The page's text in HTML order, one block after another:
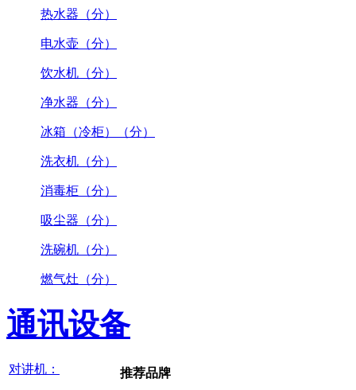
热水器（分）
电水壶（分）
饮水机（分）
净水器（分）
冰箱（冷柜）（分）
洗衣机（分）
消毒柜（分）
吸尘器（分）
洗碗机（分）
燃气灶（分）
通讯设备
对讲机： 推荐品牌